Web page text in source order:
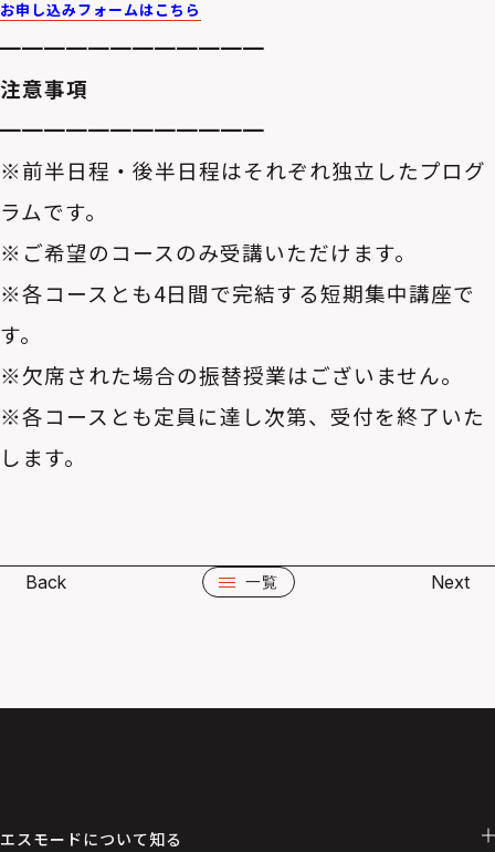
お申し込みフォームはこちら
━━━━━━━━━━━━
注意事項
━━━━━━━━━━━━
※前半日程・後半日程はそれぞれ独立したプログ
ラムです。
※ご希望のコースのみ受講いただけます。
※各コースとも4日間で完結する短期集中講座で
す。
※欠席された場合の振替授業はございません。
※各コースとも定員に達し次第、受付を終了いた
します。
Back 一覧 Next
エスモードについて知る